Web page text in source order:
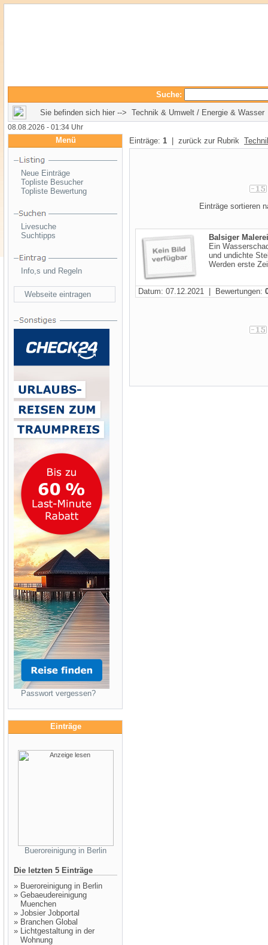
Suche:
Sie befinden sich hier --> Technik & Umwelt / Energie & Wasser
08.08.2026 - 01:34 Uhr
Menü
Neue Einträge
Topliste Besucher
Topliste Bewertung
Livesuche
Suchtipps
Info,s und Regeln
Webseite eintragen
Passwort vergessen?
Einträge
Bueroreinigung in Berlin
Die letzten 5 Einträge
» Bueroreinigung in Berlin
» Gebaeudereinigung
Muenchen
» Jobsier Jobportal
» Branchen Global
» Lichtgestaltung in der
Wohnung
Einträge: 1 | zurück zur Rubrik
Einträge sortieren
Balsiger
Ein
und undichte
Werden erste
Datum: 07.12.2021 | Bewertungen: